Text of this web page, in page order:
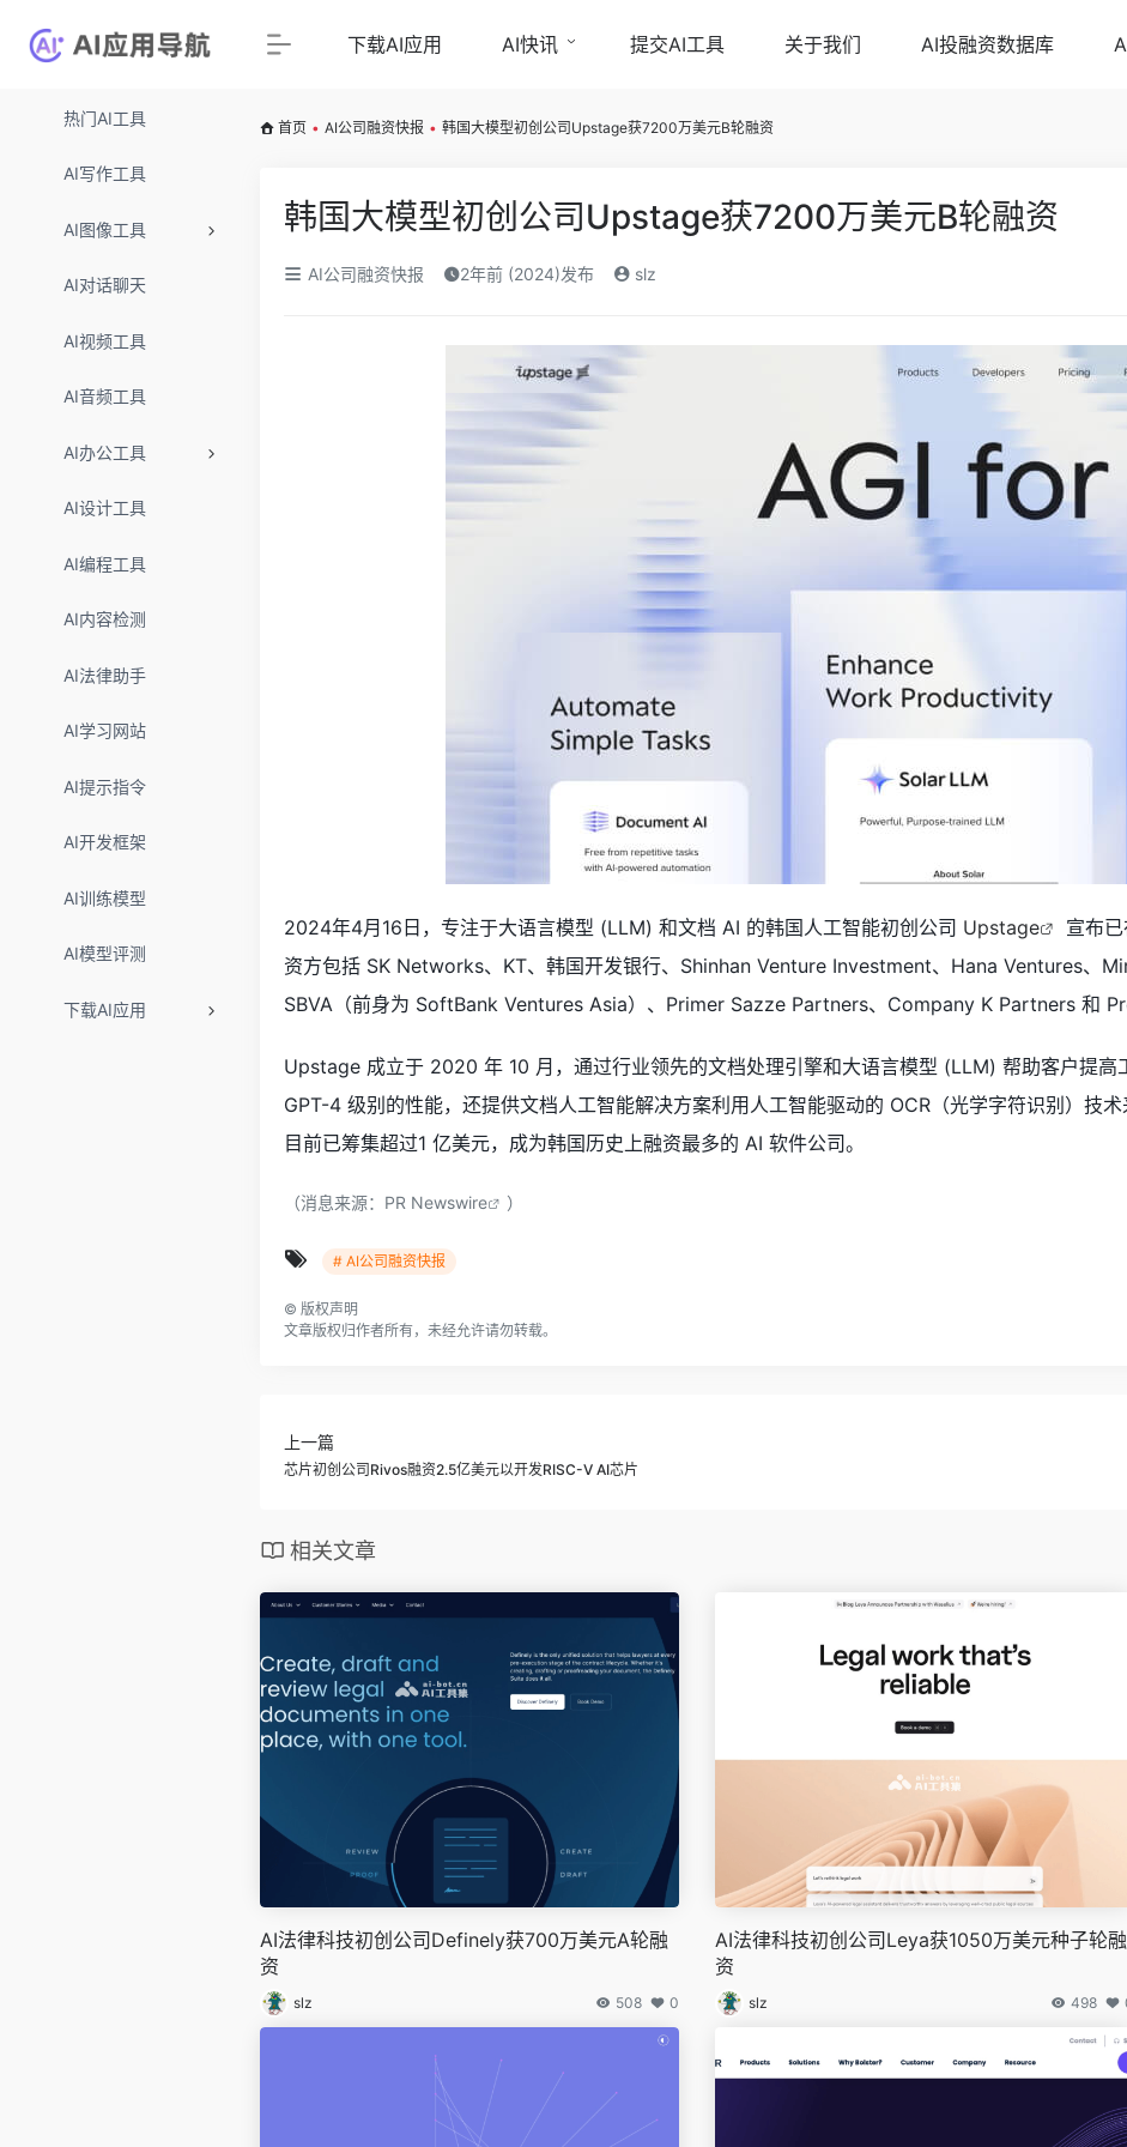
热门AI工具
AI写作工具
AI图像工具
AI对话聊天
AI视频工具
AI音频工具
AI办公工具
AI设计工具
AI编程工具
AI内容检测
AI法律助手
AI学习网站
AI提示指令
AI开发框架
AI训练模型
AI模型评测
下载AI应用
下载AI应用 AI快讯 提交AI工具 关于我们 AI投融资数据库
首页 • AI公司融资快报 • 韩国大模型初创公司Upstage获7200万美元B轮融资
韩国大模型初创公司Upstage获7200万美元B轮融资
AI公司融资快报 2年前 (2024)发布 slz
2024年4月16日，专注于大语言模型 (LLM) 和文档 AI 的韩国人工智能初创公司 Upstage 宣布
资方包括 SK Networks、KT、韩国开发银行、Shinhan Venture Investment、Hana Ventures、
SBVA（前身为 SoftBank Ventures Asia）、Primer Sazze Partners、Company K Partners 和
Upstage 成立于 2020 年 10 月，通过行业领先的文档处理引擎和大语言模型 (LLM) 帮助客户提
GPT-4 级别的性能，还提供文档人工智能解决方案利用人工智能驱动的 OCR（光学字符识别）技
目前已筹集超过1 亿美元，成为韩国历史上融资最多的 AI 软件公司。
（消息来源： PR Newswire ）
# AI公司融资快报
© 版权声明
文章版权归作者所有，未经允许请勿转载。
上一篇
芯片初创公司Rivos融资2.5亿美元以开发RISC-V AI芯片
相关文章
AI法律科技初创公司Definely获700万美元A轮融
资
slz 508 0
AI法律科技初创公司Leya获1050万美元种子轮融
资
slz 498